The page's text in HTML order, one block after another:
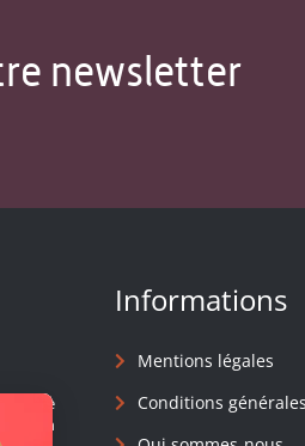
newsletter
en
Informations
Mentions légales
Conditions